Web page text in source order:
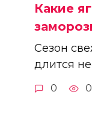
Какие
Сезон
длится
0 0